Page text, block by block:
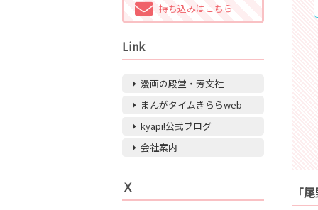
「
持ち込みはこちら
Link
漫画の殿堂・芳文社
まんがタイムきららweb
kyapi!公式ブログ
会社案内
Ｘ